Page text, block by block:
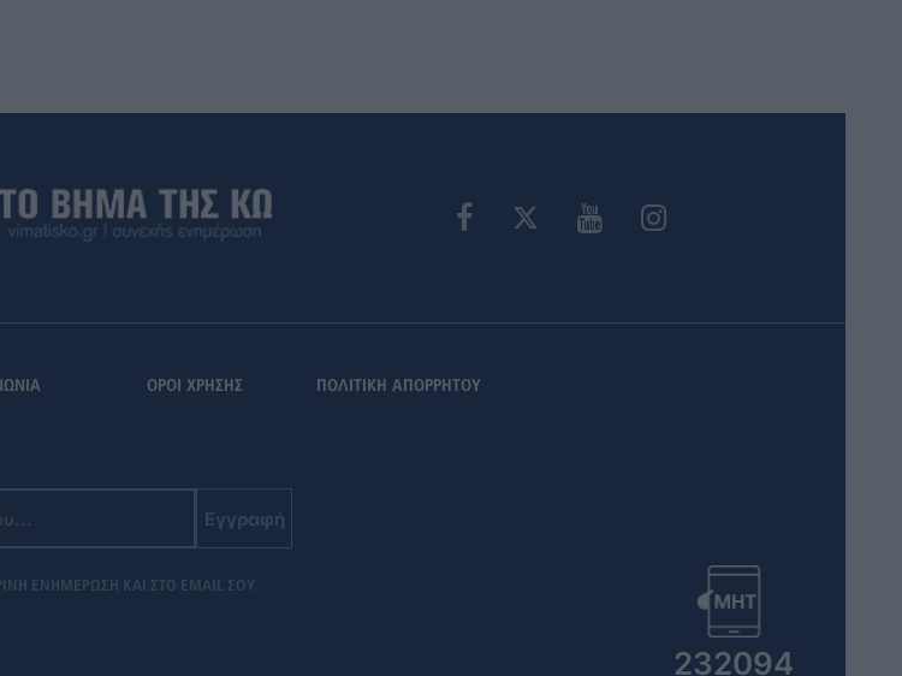
ΟΡΟΙ ΧΡΗΣΗΣ ΠΟΛΙΤΙΚΗ ΑΠΟΡΡΗΤΟΥ
Εγγραφή
ΕΝΗΜΕΡΩΣΗ ΚΑΙ ΣΤΟ EMAIL ΣΟΥ
232094